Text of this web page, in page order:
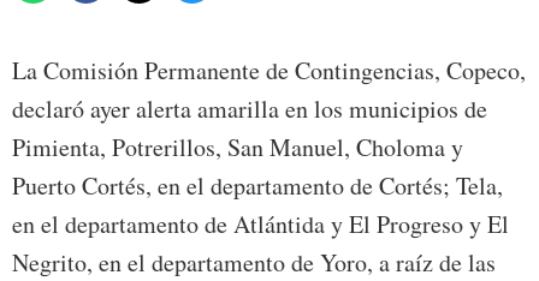
La Comisión Permanente de Contingencias, Copeco,
declaró ayer alerta amarilla en los municipios de
Pimienta, Potrerillos, San Manuel, Choloma y
Puerto Cortés, en el departamento de Cortés; Tela,
en el departamento de Atlántida y El Progreso y El
Negrito, en el departamento de Yoro, a raíz de las